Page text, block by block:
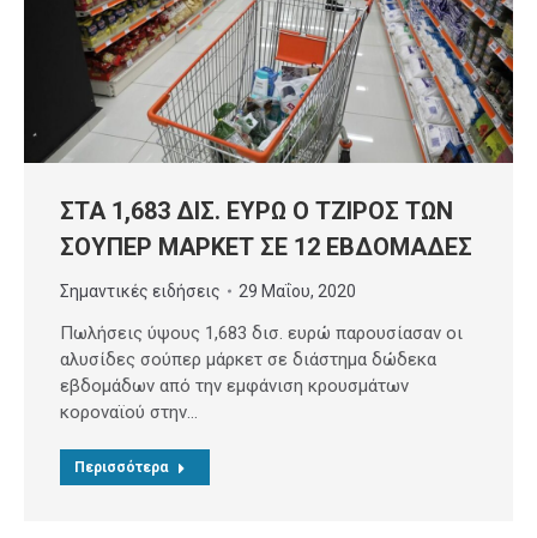
ΣΤΑ 1,683 ΔΙΣ. ΕΥΡΩ Ο ΤΖΙΡΟΣ ΤΩΝ
ΣΟΥΠΕΡ ΜΑΡΚΕΤ ΣΕ 12 ΕΒΔΟΜΑΔΕΣ
Σημαντικές ειδήσεις 29 Μαΐου, 2020
Πωλήσεις ύψους 1,683 δισ. ευρώ παρουσίασαν οι
αλυσίδες σούπερ μάρκετ σε διάστημα δώδεκα
εβδομάδων από την εμφάνιση κρουσμάτων
κοροναϊού στην…
Περισσότερα